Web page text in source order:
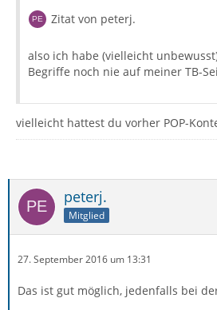
Zitat von peterj.
also ich habe (vielleicht
Begriffe noch nie auf meiner TB-
vielleicht hattest du vorher POP-
peterj.
Mitglied
27. September 2016 um 13:31
Das ist gut möglich, jedenfalls bei